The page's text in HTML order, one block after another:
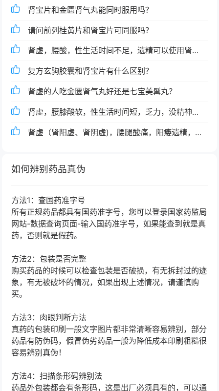
肾宝片和金匮肾气丸能同时服用吗？
请问前列桂黄片和肾宝片可同服吗？
肾虚，腰酸，性生活时间不足，遗精可以使用肾宝
片吗？
复方玄驹胶囊和肾宝片有什么区别？
肾虚的人吃金匮肾气丸好还是七宝美髯丸？
肾虚，腰膝酸软，性生活时间短，乏力，没精神可
以使用肾宝片吗？
肾虚（肾阳虚、肾阴虚)，腰腿酸痛，阳痿遗精，
吗？
如何辨别药品真伪
方法1：查国药准字号
所有正规药品都具有国药准字号，您可以登录国家药监局
网站-数据查询页面-输入国药准字号，如果能查到就是真
药，否则就是假药。
方法2：包装是否完整
购买药品的时候可以检查包装是否破损，有无拆封过的迹
象，有无被破坏的情况，如果出现上述情况，请谨慎购
买。
方法3：肉眼判断方法
真药的包装印刷一般文字图片都非常清晰容易辨别，部分
药品有防伪码，假冒伪劣药品一般为降低成本印刷粗糙很
容易辨别真伪！
方法4：扫描条形码辨别法
药品外包装都会有条形码，这是出厂必须具有的，可以通